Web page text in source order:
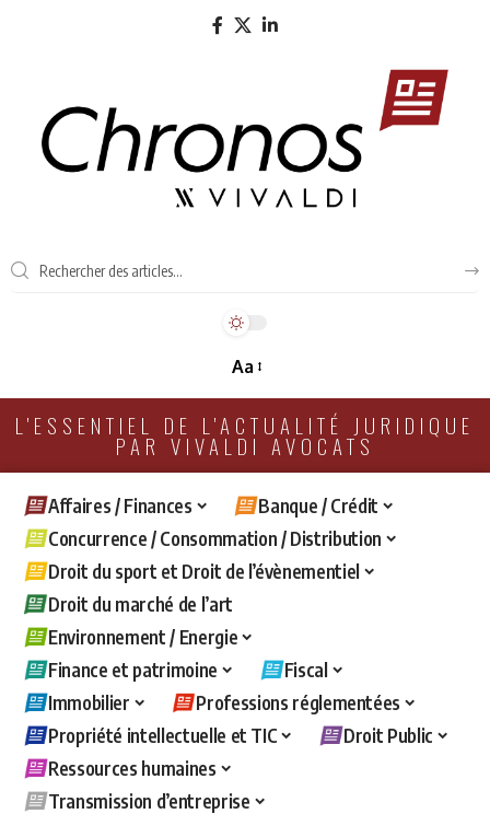
Aa
L'ESSENTIEL DE L'ACTUALITÉ JURIDIQUE
PAR VIVALDI AVOCATS
Affaires / Finances
Banque / Crédit
Concurrence / Consommation / Distribution
Droit du sport et Droit de l’évènementiel
Droit du marché de l’art
Environnement / Energie
Finance et patrimoine
Fiscal
Immobilier
Professions réglementées
Propriété intellectuelle et TIC
Droit Public
Ressources humaines
Transmission d’entreprise